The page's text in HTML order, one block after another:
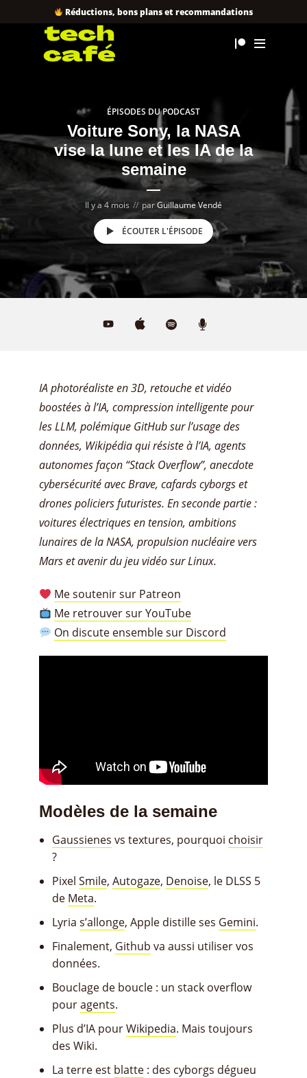
Réductions, bons plans et recommandations
ÉPISODES DU PODCAST
Voiture Sony, la NASA
vise la lune et les IA de la
semaine
Il y a 4 mois parGuillaume Vendé
ÉCOUTER L'ÉPISODE
IA photoréaliste en 3D, retouche et vidéo
boostées à l’IA, compression intelligente pour
les LLM, polémique GitHub sur l’usage des
données, Wikipédia qui résiste à l’IA, agents
autonomes façon “Stack Overflow”, anecdote
cybersécurité avec Brave, cafards cyborgs et
drones policiers futuristes. En seconde partie :
voitures électriques en tension, ambitions
lunaires de la NASA, propulsion nucléaire vers
Mars et avenir du jeu vidéo sur Linux.
Me soutenir sur Patreon
Me retrouver sur YouTube
On discute ensemble sur Discord
Modèles de la semaine
Gaussienes vs textures, pourquoi choisir
?
Pixel Smile, Autogaze, Denoise, le DLSS 5
de Meta.
Lyria s’allonge, Apple distille ses Gemini.
Finalement, Github va aussi utiliser vos
données.
Bouclage de boucle : un stack overflow
pouragents.
Plus d’IA pourWikipedia. Mais toujours
des Wiki.
La terre est blatte : des cyborgs dégueu